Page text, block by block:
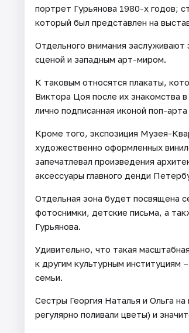
портрет Гурьянова 1980-х годов;
который был представлен на
Отдельного внимания
сценой и западным арт-миром.
К таковым относятся плакаты,
Виктора Цоя после их знакомства
лично подписанная иконой поп-
Кроме того, экспозиция Музея-
художественно оформленных
запечатлевал произведения
аксессуары главного денди
Отдельная зона будет посвящена
фотоснимки, детские письма, а
Гурьянова.
Удивительно, что такая
к другим культурным институциям
семьи.
Сестры Георгия Наталья и Ольга
регулярно поливали цветы) и